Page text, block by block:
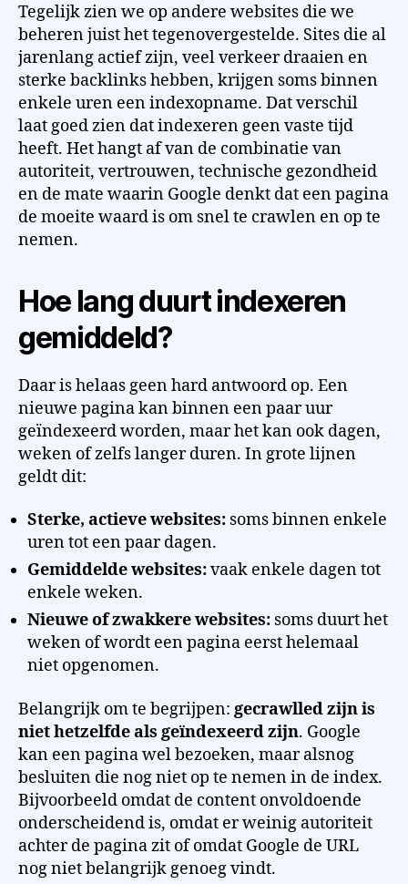
Tegelijk zien we op andere websites die we
beheren juist het tegenovergestelde. Sites die al
jarenlang actief zijn, veel verkeer draaien en
sterke backlinks hebben, krijgen soms binnen
enkele uren een indexopname. Dat verschil
laat goed zien dat indexeren geen vaste tijd
heeft. Het hangt af van de combinatie van
autoriteit, vertrouwen, technische gezondheid
en de mate waarin Google denkt dat een pagina
de moeite waard is om snel te crawlen en op te
nemen.
Hoe lang duurt indexeren
gemiddeld?
Daar is helaas geen hard antwoord op. Een
nieuwe pagina kan binnen een paar uur
geïndexeerd worden, maar het kan ook dagen,
weken of zelfs langer duren. In grote lijnen
geldt dit:
Sterke, actieve websites: soms binnen enkele
uren tot een paar dagen.
Gemiddelde websites:vaak enkele dagen tot
enkele weken.
Nieuwe of zwakkere websites: soms duurt het
weken of wordt een pagina eerst helemaal
niet opgenomen.
Belangrijk om te begrijpen: gecrawlled zijn is
niet hetzelfde als geïndexeerd zijn. Google
kan een pagina wel bezoeken, maar alsnog
besluiten die nog niet op te nemen in de index.
Bijvoorbeeld omdat de content onvoldoende
onderscheidend is, omdat er weinig autoriteit
achter de pagina zit of omdat Google de URL
nog niet belangrijk genoeg vindt.